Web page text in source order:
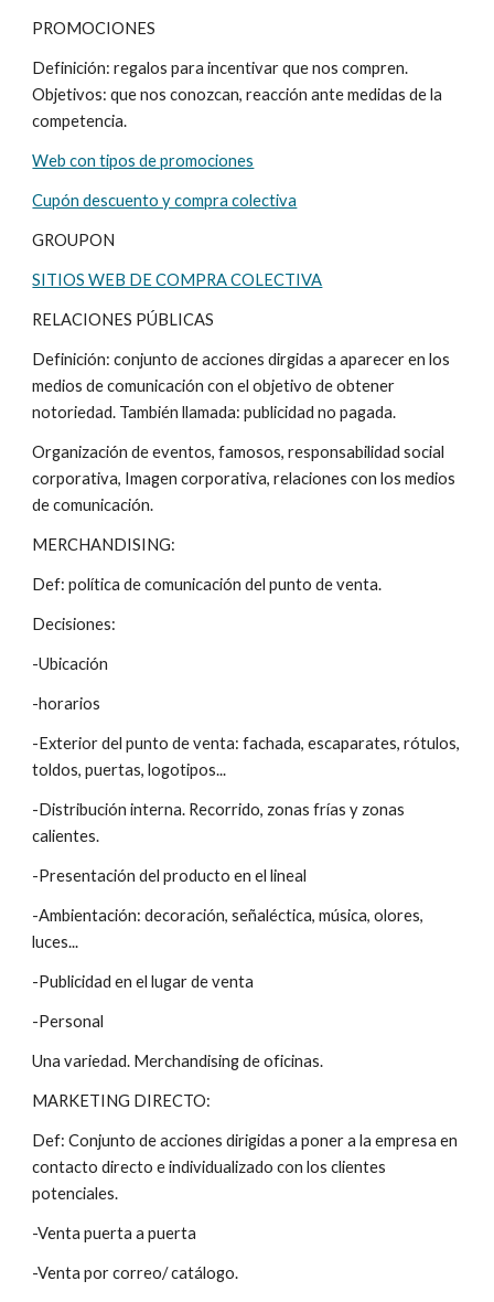
PROMOCIONES
Definición: regalos para incentivar que nos compren.
Objetivos: que nos conozcan, reacción ante medidas de la
competencia.
Web con tipos de promociones
Cupón descuento y compra colectiva
GROUPON
SITIOS WEB DE COMPRA COLECTIVA
RELACIONES PÚBLICAS
Definición: conjunto de acciones dirgidas a aparecer en los
medios de comunicación con el objetivo de obtener
notoriedad. También llamada: publicidad no pagada.
Organización de eventos, famosos, responsabilidad social
corporativa, Imagen corporativa, relaciones con los medios
de comunicación.
MERCHANDISING:
Def: política de comunicación del punto de venta.
Decisiones:
-Ubicación
-horarios
-Exterior del punto de venta: fachada, escaparates, rótulos,
toldos, puertas, logotipos...
-Distribución interna. Recorrido, zonas frías y zonas
calientes.
-Presentación del producto en el lineal
-Ambientación: decoración, señaléctica, música, olores,
luces...
-Publicidad en el lugar de venta
-Personal
Una variedad. Merchandising de oficinas.
MARKETING DIRECTO:
Def: Conjunto de acciones dirigidas a poner a la empresa en
contacto directo e individualizado con los clientes
potenciales.
-Venta puerta a puerta
-Venta por correo/ catálogo.